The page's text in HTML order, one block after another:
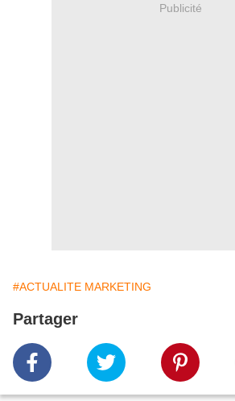
Publicité
#ACTUALITE MARKETING
Partager